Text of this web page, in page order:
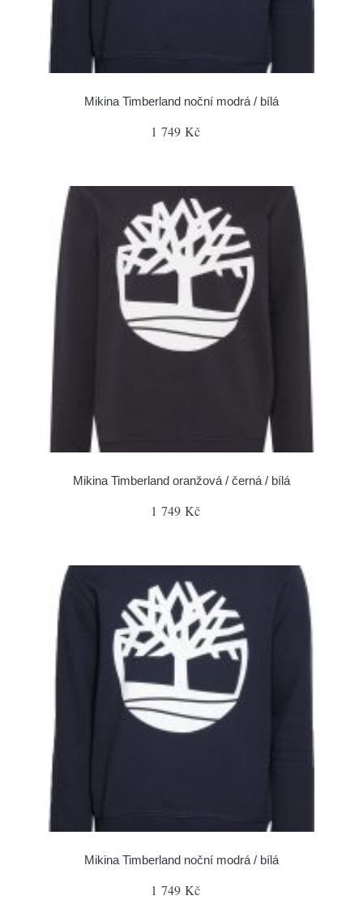
Mikina Timberland noční modrá / bílá
1 749 Kč
Mikina Timberland oranžová / černá / bílá
1 749 Kč
Mikina Timberland noční modrá / bílá
1 749 Kč